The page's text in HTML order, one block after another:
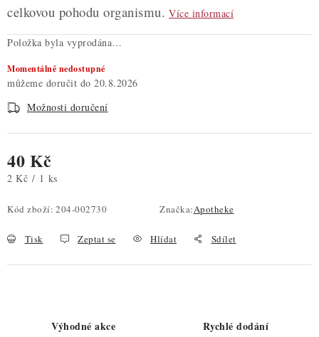
celkovou pohodu organismu. Více informací
Položka byla vyprodána…
Momentálně nedostupné
20.8.2026
Možnosti doručení
40 Kč
Měrná cena:
2 Kč / 1 ks
Kód zboží: 204-002730 Značka:Apotheke
Tisk Zeptat se Hlídat Sdílet
Výhodné akce Rychlé dodání